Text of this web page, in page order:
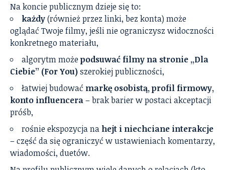
Na koncie publicznym dzieje się to:
każdy(również przez linki, bez konta) może
oglądać Twoje filmy, jeśli nie ograniczysz widoczności
konkretnego materiału,
algorytm możepodsuwać filmy na stronie „Dla
Ciebie” (For You)szerokiej publiczności,
łatwiej budować markę osobistą, profil firmowy,
konto influencera– brak barier w postaci akceptacji
próśb,
rośnie ekspozycja na hejt i niechciane interakcje
– część da się ograniczyć w ustawieniach komentarzy,
wiadomości, duetów.